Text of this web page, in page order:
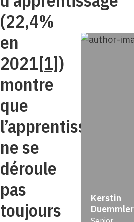
(22,4%
en
2021[1])
montre
que
l’apprentissage
ne se
déroule
pas
toujours
Kerstin
Duemmler